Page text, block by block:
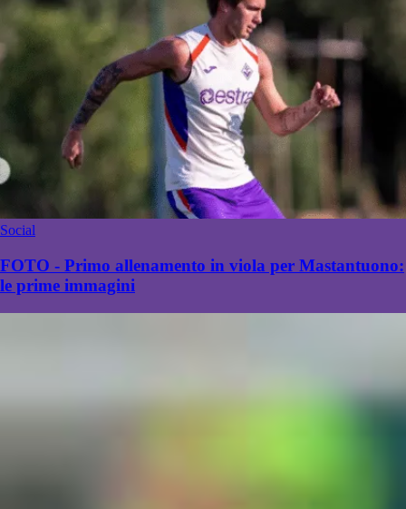
Social
FOTO - Primo allenamento in viola per Mastantuono:
le prime immagini